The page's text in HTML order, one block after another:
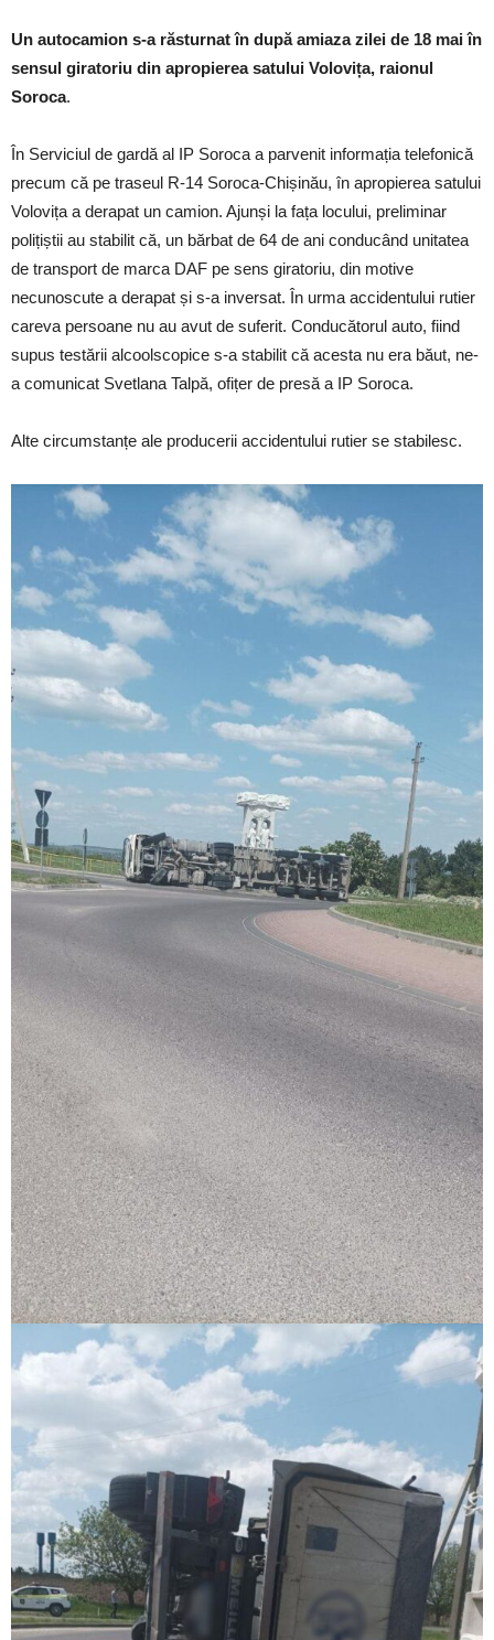
Un autocamion s-a răsturnat în după amiaza zilei de 18 mai în
sensul giratoriu din apropierea satului Volovița, raionul
Soroca.
În Serviciul de gardă al IP Soroca a parvenit informația telefonică
precum că pe traseul R-14 Soroca-Chișinău, în apropierea satului
Volovița a derapat un camion. Ajunși la fața locului, preliminar
polițiștii au stabilit că, un bărbat de 64 de ani conducând unitatea
de transport de marca DAF pe sens giratoriu, din motive
necunoscute a derapat și s-a inversat. În urma accidentului rutier
careva persoane nu au avut de suferit. Conducătorul auto, fiind
supus testării alcoolscopice s-a stabilit că acesta nu era băut, ne-
a comunicat Svetlana Talpă, ofițer de presă a IP Soroca.
Alte circumstanțe ale producerii accidentului rutier se stabilesc.